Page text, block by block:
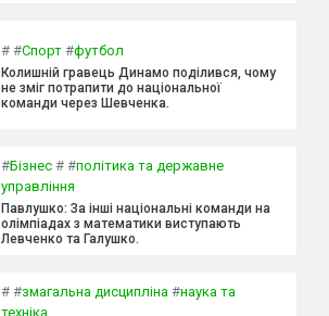
# #Спорт #футбол
Колишній гравець Динамо поділився, чому
не зміг потрапити до національної
команди через Шевченка.
#Бізнес # #політика та державне
управління
Павлушко: За інші національні команди на
олімпіадах з математики виступають
Левченко та Галушко.
# #змагальна дисципліна #наука та
техніка